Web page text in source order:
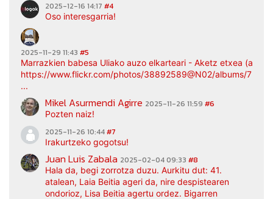
2025-12-16 14:17 #4
Oso interesgarria!
2025-11-29 11:43 #5
Marrazkien babesa Uliako auzo elkarteari - Aketz etxea
https://www.flickr.com/photos/38892589@N02/albums/
...
Mikel Asurmendi Agirre 2025-11-26 11:59 #6
Pozten naiz!
2025-11-26 10:44#7
Irakurtzeko gogotsu!
Juan Luis Zabala 2025-02-04 09:33 #8
Hala da, begi zorrotza duzu. Aurkitu dut: 41.
atalean, Laia Beitia ageri da, nire despistearen
ondorioz, Lisa Beitia agertu ordez. Bigarren